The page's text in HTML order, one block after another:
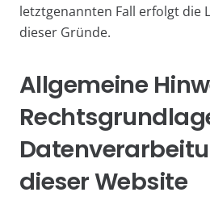
letztgenannten Fall erfolgt die
dieser Gründe.
Allgemeine
dieser Website